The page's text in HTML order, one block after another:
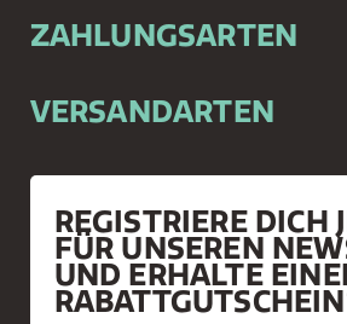
ZAHLUNGSARTEN
VERSANDARTEN
REGISTRIERE DICH
FÜR UNSEREN
UND ERHALTE